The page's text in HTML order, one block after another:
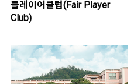
플레이어클럽(Fair Player
Club)